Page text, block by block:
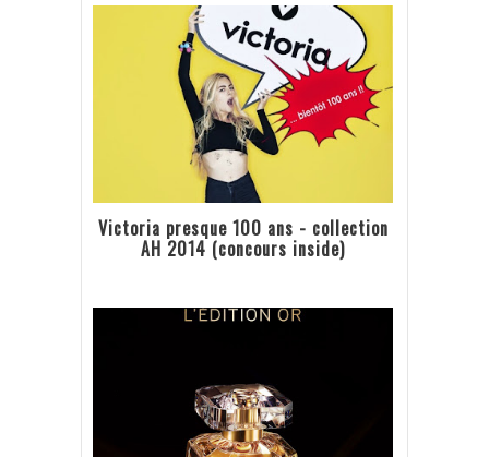
Victoria presque 100 ans - collection
AH 2014 (concours inside)